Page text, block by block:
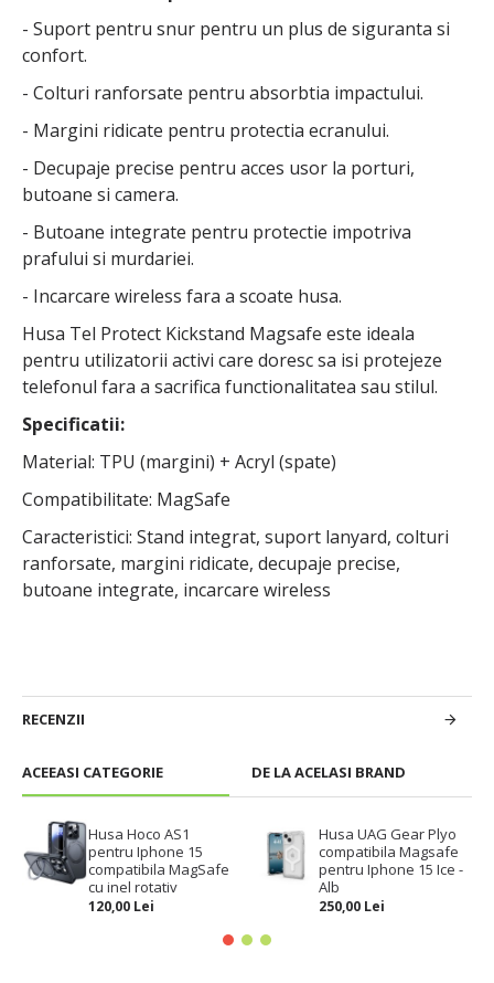
ACEEASI CATEGORIE DE LA ACELASI BRAND
Husa Hoco AS1
pentru Iphone 15
compatibila MagSafe
cu inel rotativ
120,00 Lei
Husa UAG Gear Plyo
compatibila Magsafe
pentru Iphone 15 Ice -
Alb
250,00 Lei
- Suport pentru snur pentru un plus de siguranta si
confort.
- Colturi ranforsate pentru absorbtia impactului.
- Margini ridicate pentru protectia ecranului.
- Decupaje precise pentru acces usor la porturi,
butoane si camera.
- Butoane integrate pentru protectie impotriva
prafului si murdariei.
- Incarcare wireless fara a scoate husa.
Husa Tel Protect Kickstand Magsafe este ideala
pentru utilizatorii activi care doresc sa isi protejeze
telefonul fara a sacrifica functionalitatea sau stilul.
Specificatii:
Material: TPU (margini) + Acryl (spate)
Compatibilitate: MagSafe
Caracteristici: Stand integrat, suport lanyard, colturi
ranforsate, margini ridicate, decupaje precise,
butoane integrate, incarcare wireless
RECENZII